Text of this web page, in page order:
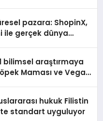
pazara: ShopinX,
ile gerçek dünya
bilimsel araştırmaya
Maması ve Vegan
hukuk Filistin
standart uyguluyor